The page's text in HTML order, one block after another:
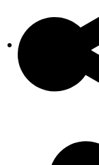
Indexen